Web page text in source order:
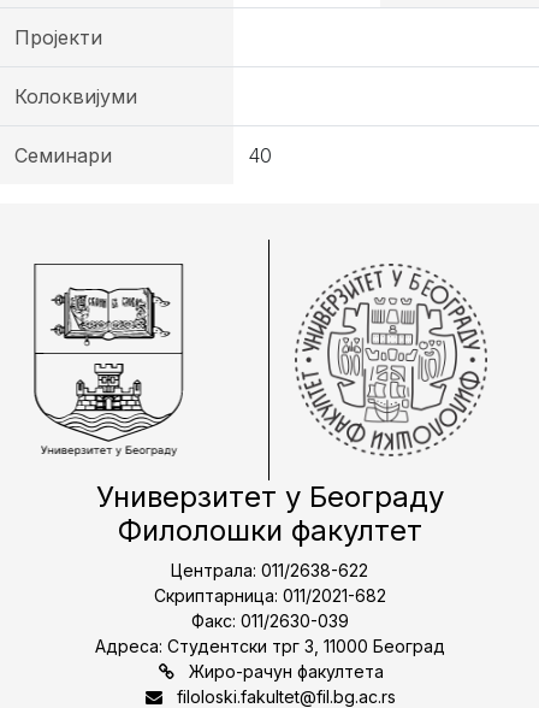
Пројекти
Колоквијуми
Семинари 40
Универзитет у Београду
Филолошки факултет
Централа: 011/2638-622
Скриптарница: 011/2021-682
Факс: 011/2630-039
Адреса: Студентски трг 3, 11000 Београд
Жиро-рачун факултета
filoloski.fakultet@fil.bg.ac.rs